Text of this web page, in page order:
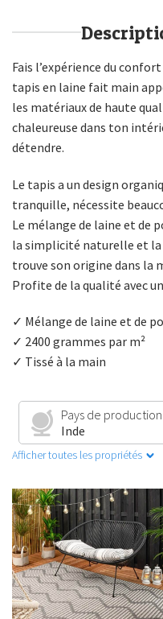
Fais l’expérience du
tapis en laine fait main
les matériaux de haute
chaleureuse dans ton
détendre.
Le tapis a un design
tranquille, nécessite
Le mélange de laine et de
la simplicité naturelle et la
trouve son origine dans la
Profite de la qualité avec
✓ Mélange de laine et de
✓ 2400 grammes par m²
✓ Tissé à la main
Pays de production
Inde
Afficher toutes les propriétés